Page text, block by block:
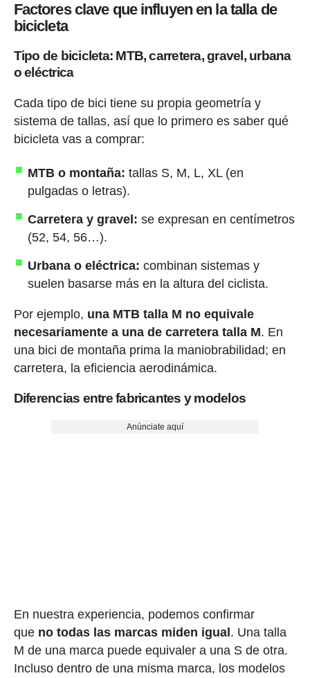
Factores clave que influyen en la talla de
bicicleta
Tipo de bicicleta: MTB, carretera, gravel, urbana
o eléctrica
Cada tipo de bici tiene su propia geometría y
sistema de tallas, así que lo primero es saber qué
bicicleta vas a comprar:
MTB o montaña: tallas S, M, L, XL (en
pulgadas o letras).
Carretera y gravel: se expresan en centímetros
(52, 54, 56…).
Urbana o eléctrica: combinan sistemas y
suelen basarse más en la altura del ciclista.
Por ejemplo, una MTB talla M no equivale
necesariamente a una de carretera talla M. En
una bici de montaña prima la maniobrabilidad; en
carretera, la eficiencia aerodinámica.
Diferencias entre fabricantes y modelos
Anúnciate aquí
En nuestra experiencia, podemos confirmar
que no todas las marcas miden igual . Una talla
M de una marca puede equivaler a una S de otra.
Incluso dentro de una misma marca, los modelos